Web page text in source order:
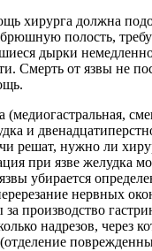
хирурга должна
полость,
дырки
Смерть от язвы не
(медиогастральная,
и
решат, нужно ли
при язве желудка
убирается
нервных
за производство
надрезов, через